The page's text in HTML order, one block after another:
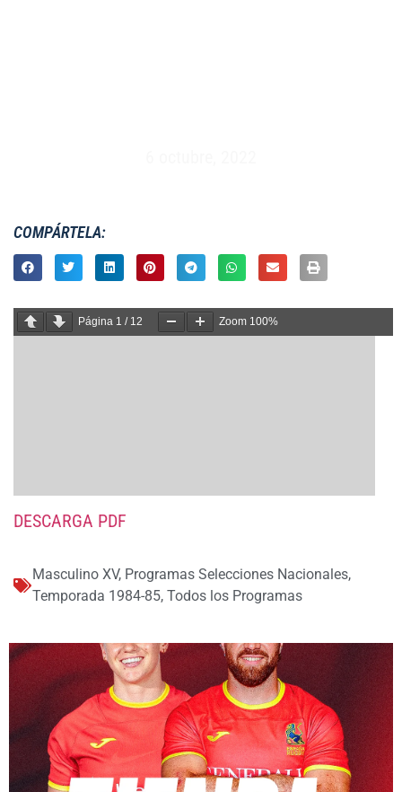
COMPÁRTELA:
Página 1 / 12 Zoom 100%
DESCARGA PDF
Masculino XV, Programas Selecciones Nacionales,
Temporada 1984-85, Todos los Programas